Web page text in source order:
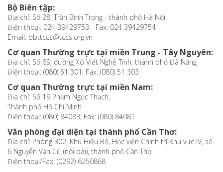
Bộ Biên tập:
Địa chỉ: Số 28, Trần Bình Trọng - thành phố Hà Nội
Điện thoại: 024 39429753 - Fax: 024 39429754
Email: bbttccs@tccs.org.vn
Cơ quan Thường trực tại miền Trung - Tây Nguyên:
Địa chỉ: Số 69, đường Xô Viết Nghệ Tĩnh, thành phố Đà Nẵng
Điện thoại: (080) 51 301; Fax: (080) 51 303
Cơ quan Thường trực tại miền Nam:
Địa chỉ: Số 19 Phạm Ngọc Thạch,
Thành phố Hồ Chí Minh
Điện thoại: (080) 84083; Fax: (080) 84081
Văn phòng đại diện tại thành phố Cần Thơ:
Địa chỉ: Phòng 302, Khu Hiệu Bộ, Học viện Chính trị Khu vực IV, số
6 Nguyễn Văn Cừ (nối dài), thành phố Cần Thơ
Điện thoại/Fax: (0292) 6250868